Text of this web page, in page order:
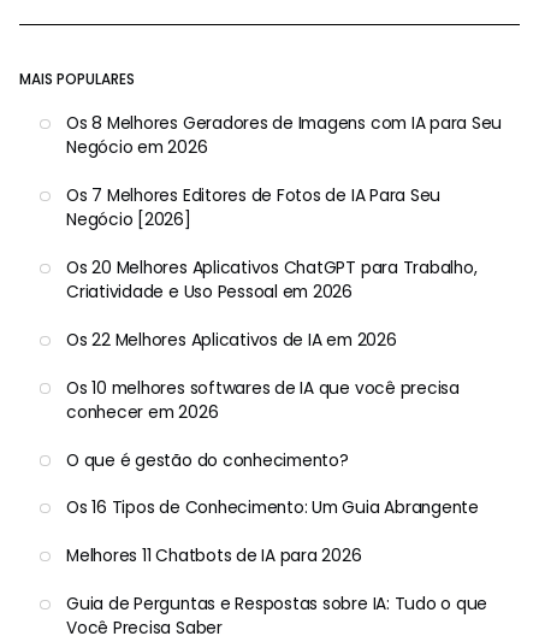
MAIS POPULARES
Os 8 Melhores Geradores de Imagens com IA para Seu
Negócio em 2026
Os 7 Melhores Editores de Fotos de IA Para Seu
Negócio [2026]
Os 20 Melhores Aplicativos ChatGPT para Trabalho,
Criatividade e Uso Pessoal em 2026
Os 22 Melhores Aplicativos de IA em 2026
Os 10 melhores softwares de IA que você precisa
conhecer em 2026
O que é gestão do conhecimento?
Os 16 Tipos de Conhecimento: Um Guia Abrangente
Melhores 11 Chatbots de IA para 2026
Guia de Perguntas e Respostas sobre IA: Tudo o que
Você Precisa Saber